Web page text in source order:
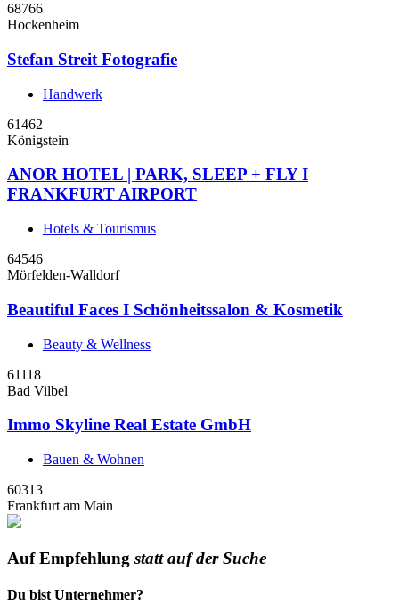
68766
Hockenheim
Stefan Streit Fotografie
Handwerk
61462
Königstein
ANOR HOTEL | PARK, SLEEP + FLY I
FRANKFURT AIRPORT
Hotels & Tourismus
64546
Mörfelden-Walldorf
Beautiful Faces I Schönheitssalon & Kosmetik
Beauty & Wellness
61118
Bad Vilbel
Immo Skyline Real Estate GmbH
Bauen & Wohnen
60313
Frankfurt am Main
Auf Empfehlung statt auf der Suche
Du bist Unternehmer?